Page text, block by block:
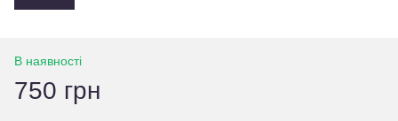
В наявності
750 грн